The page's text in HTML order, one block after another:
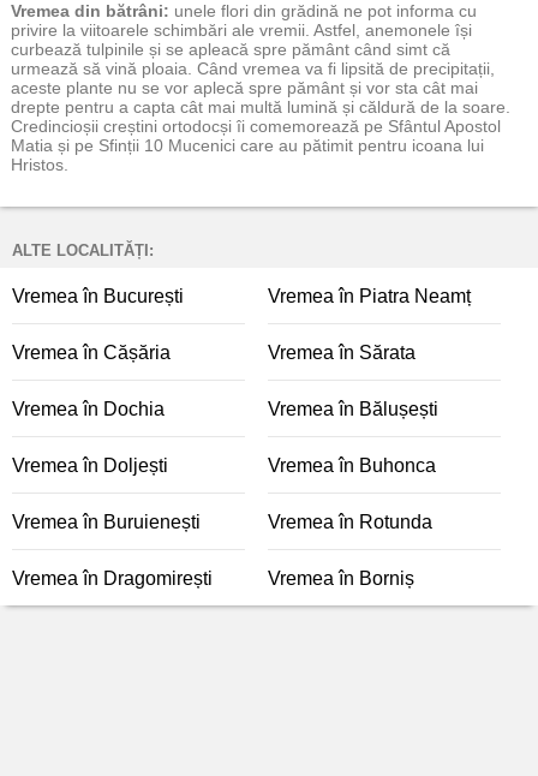
Vremea din bătrâni: unele flori din grădină ne pot informa cu
privire la viitoarele schimbări ale vremii. Astfel, anemonele își
curbează tulpinile și se apleacă spre pământ când simt că
urmează să vină ploaia. Când vremea va fi lipsită de precipitații,
aceste plante nu se vor aplecă spre pământ și vor sta cât mai
drepte pentru a capta cât mai multă lumină și căldură de la soare.
Credincioșii creștini ortodocși îi comemorează pe Sfântul Apostol
Matia și pe Sfinții 10 Mucenici care au pătimit pentru icoana lui
Hristos.
ALTE LOCALITĂȚI:
Vremea în București Vremea în Piatra Neamț
Vremea în Cășăria Vremea în Sărata
Vremea în Dochia Vremea în Bălușești
Vremea în Doljești Vremea în Buhonca
Vremea în Buruienești Vremea în Rotunda
Vremea în Dragomirești Vremea în Borniș